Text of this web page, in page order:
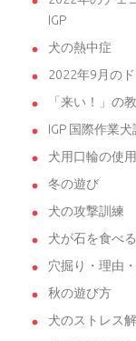
IGP
犬の熱中症
2022年9月の
「来い！」の
IGP 国際作業犬
犬用口輪の使
冬の遊び
犬の攻撃訓練
犬が石を食べ
穴掘り・理由
秋の遊び方
犬のストレス